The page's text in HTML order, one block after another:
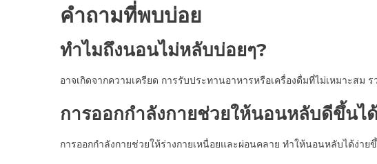
คำถามที่พบบ่อย
ทำไมถึงนอนไม่หลับบ่อยๆ?
อาจเกิดจากความเครียด การรับประทานอาหารหรือเครื่องดื่มที่ไม่เหมาะสม
การออกกำลังกายช่วยให้นอนหลับดีขึ้นไ
การออกกำลังกายช่วยให้ร่างกายเหนื่อยและผ่อนคลาย ทำให้นอนหลับได้ง่าย